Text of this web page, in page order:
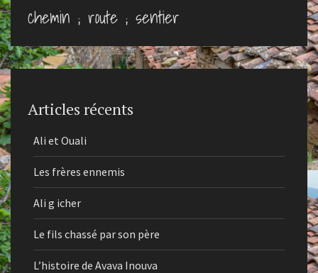
chemin ; route ; sentier
Articles récents
Ali et Ouali
Les frères ennemis
Ali g icher
Le fils chassé par son père
L’histoire de Avava Inouva